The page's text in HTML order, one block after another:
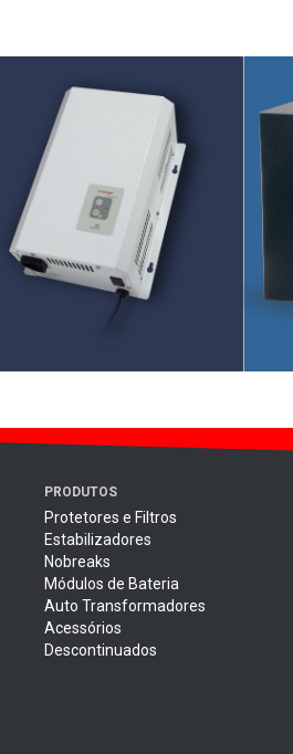
PRODUTOS
Protetores e Filtros
Estabilizadores
Nobreaks
Módulos de Bateria
Auto Transformadores
Acessórios
Descontinuados